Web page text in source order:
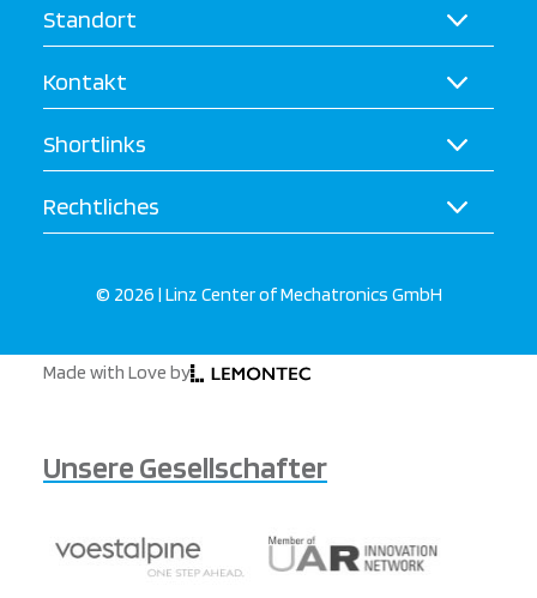
Standort
Kontakt
Shortlinks
Rechtliches
© 2026 | Linz Center of Mechatronics GmbH
Made with Love by
Unsere Gesellschafter